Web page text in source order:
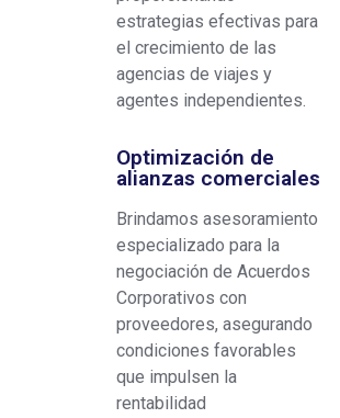
estrategias efectivas para
el crecimiento de las
agencias de viajes y
agentes independientes.
Optimización de
alianzas comerciales
Brindamos asesoramiento
especializado para la
negociación de Acuerdos
Corporativos con
proveedores, asegurando
condiciones favorables
que impulsen la
rentabilidad